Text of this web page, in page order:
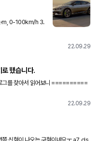
0-100km/h 3.
22.09.29
했습니다.
읽어보니 ==========
떨어지기 때문에, 최고 출력은 3~4%,
22.09.29